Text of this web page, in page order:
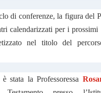
di conferenze, la figura del
calendarizzati per i
nel titolo del
stata la Professoressa